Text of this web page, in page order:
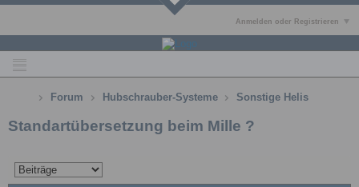
Anmelden oder Registrieren
Forum Hubschrauber-Systeme Sonstige Helis
Standartübersetzung beim Mille ?